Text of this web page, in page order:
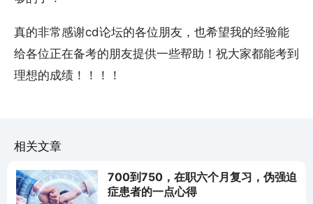
真的非常感谢cd论坛的各位朋友，也希望我的经验能
给各位正在备考的朋友提供一些帮助！祝大家都能考到
理想的成绩！！！！
相关文章
700到750，在职六个月复习，伪强迫
症患者的一点心得